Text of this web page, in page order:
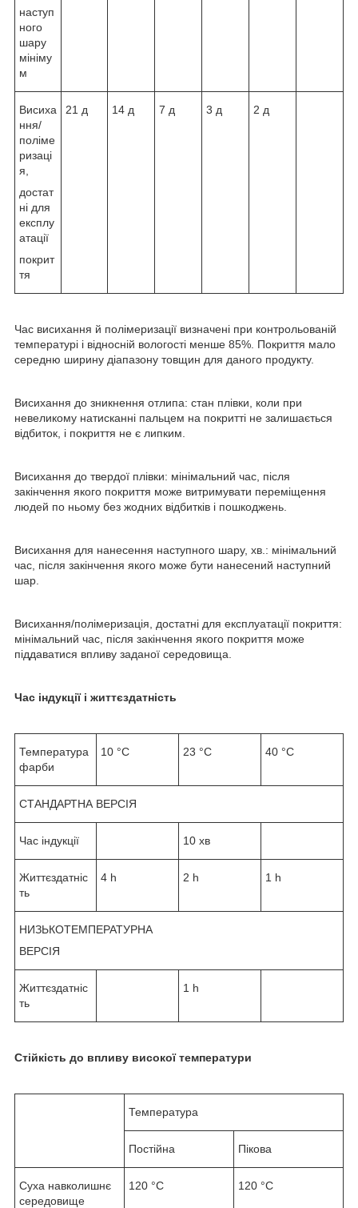
наступ
ного
шару
мініму
м
Висиха
ння/
поліме
ризаці
я,
достат
ні для
експлу
атації
покрит
тя
21 д 14 д 7 д 3 д 2 д
Час висихання й полімеризації визначені при контрольованій
температурі і відносній вологості менше 85%. Покриття мало
середню ширину діапазону товщин для даного продукту.
Висихання до зникнення отлипа: стан плівки, коли при
невеликому натисканні пальцем на покритті не залишається
відбиток, і покриття не є липким.
Висихання до твердої плівки: мінімальний час, після
закінчення якого покриття може витримувати переміщення
людей по ньому без жодних відбитків і пошкоджень.
Висихання для нанесення наступного шару, хв.: мінімальний
час, після закінчення якого може бути нанесений наступний
шар.
Висихання/полімеризація, достатні для експлуатації покриття:
мінімальний час, після закінчення якого покриття може
піддаватися впливу заданої середовища.
Час індукції і життєздатність
Температура
фарби
10 °C 23 °C 40 °C
СТАНДАРТНА ВЕРСІЯ
Час індукції 10 хв
Життєздатніс
ть
4 h 2 h 1 h
НИЗЬКОТЕМПЕРАТУРНА
ВЕРСІЯ
Життєздатніс
ть
1 h
Стійкість до впливу високої температури
Температура
Постійна Пікова
Суха навколишнє
середовище
120 °C 120 °C